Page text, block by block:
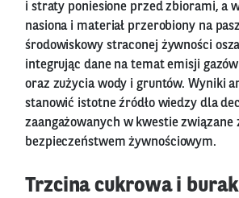
i straty poniesione przed zbiorami, a
nasiona i materiał przerobiony na
środowiskowy straconej żywności
integrując dane na temat emisji
oraz zużycia wody i gruntów. Wyniki
stanowić istotne źródło wiedzy dla
zaangażowanych w kwestie związane
bezpieczeństwem żywnościowym.
Trzcina cukrowa i